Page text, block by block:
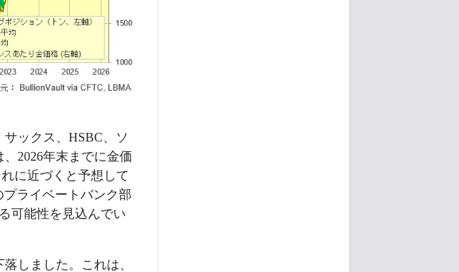
ックス、HSBC、ソ
2026年末までに金価
に近づくと予想して
ライベートバンク部
可能性を見込んでい
しました。これは、